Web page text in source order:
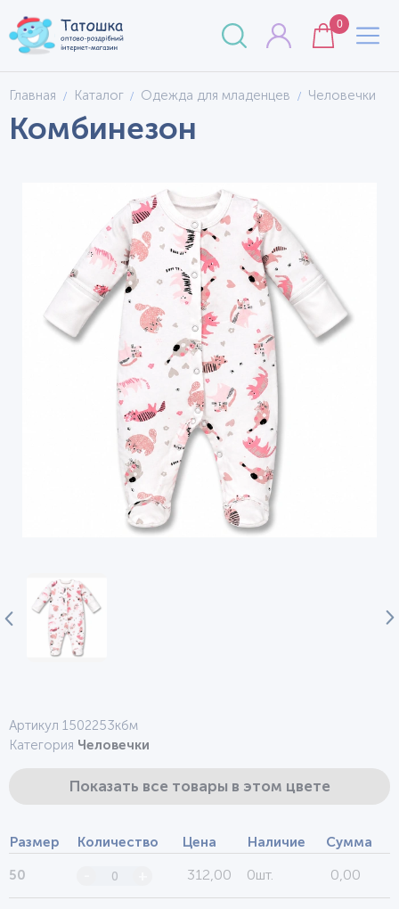
0
Главная Каталог Одежда для младенцев Человечки
Комбинезон
Артикул 1502253кбм
Категория Человечки
Показать все товары в этом цвете
Размер Количество Цена Наличие Сумма
50 312,00 0шт. 0,00